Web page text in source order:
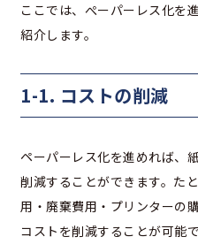
ここでは、ぺーパーレス化を
紹介します。
1-1. コストの削減
ペーパーレス化を進めれば、
削減することができます。た
用・廃棄費用・プリンターの
コストを削減することが可能で